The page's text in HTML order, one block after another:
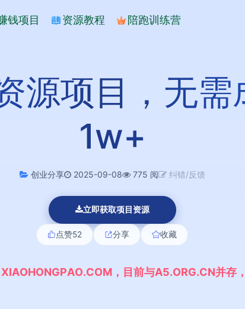
钱项目 资源教程 陪跑训练营
源项目，无
1w+
创业分享 2025-09-08 775 阅 纠错/反馈
立即获取项目资源
点赞52 分享 收藏
XIAOHONGPAO.COM ， 目 前与A5.ORG.CN并存